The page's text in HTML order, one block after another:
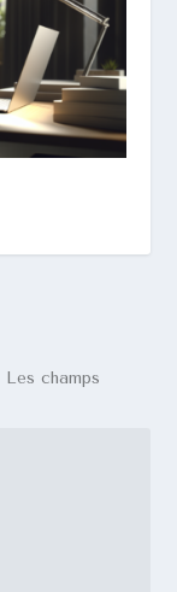
Les champs